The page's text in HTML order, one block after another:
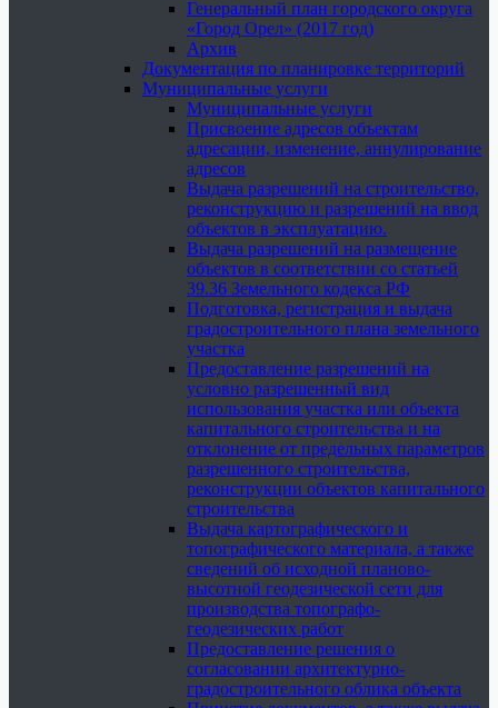
Генеральный план городского округа
«Город Орел» (2017 год)
Архив
Документация по планировке территорий
Муниципальные услуги
Муниципальные услуги
Присвоение адресов объектам
адресации, изменение, аннулирование
адресов
Выдача разрешений на строительство,
реконструкцию и разрешений на ввод
объектов в эксплуатацию.
Выдача разрешений на размещение
объектов в соответствии со статьей
39.36 Земельного кодекса РФ
Подготовка, регистрация и выдача
градостроительного плана земельного
участка
Предоставление разрешений на
условно разрешенный вид
использования участка или объекта
капитального строительства и на
отклонение от предельных параметров
разрешенного строительства,
реконструкции объектов капитального
строительства
Выдача картографического и
топографического материала, а также
сведений об исходной планово-
высотной геодезической сети для
производства топографо-
геодезических работ
Предоставление решения о
согласовании архитектурно-
градостроительного облика объекта